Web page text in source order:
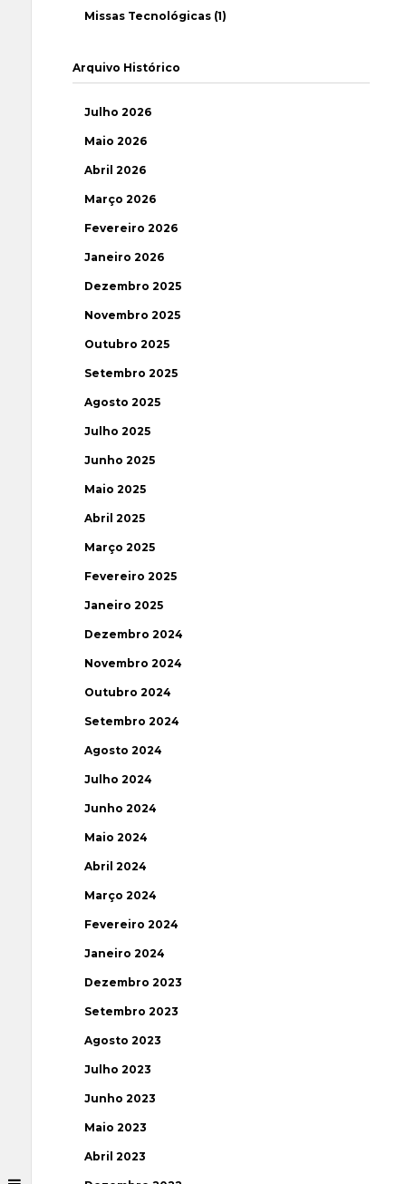
Missas Tecnológicas (1)
Arquivo Histórico
Julho 2026
Maio 2026
Abril 2026
Março 2026
Fevereiro 2026
Janeiro 2026
Dezembro 2025
Novembro 2025
Outubro 2025
Setembro 2025
Agosto 2025
Julho 2025
Junho 2025
Maio 2025
Abril 2025
Março 2025
Fevereiro 2025
Janeiro 2025
Dezembro 2024
Novembro 2024
Outubro 2024
Setembro 2024
Agosto 2024
Julho 2024
Junho 2024
Maio 2024
Abril 2024
Março 2024
Fevereiro 2024
Janeiro 2024
Dezembro 2023
Setembro 2023
Agosto 2023
Julho 2023
Junho 2023
Maio 2023
Abril 2023